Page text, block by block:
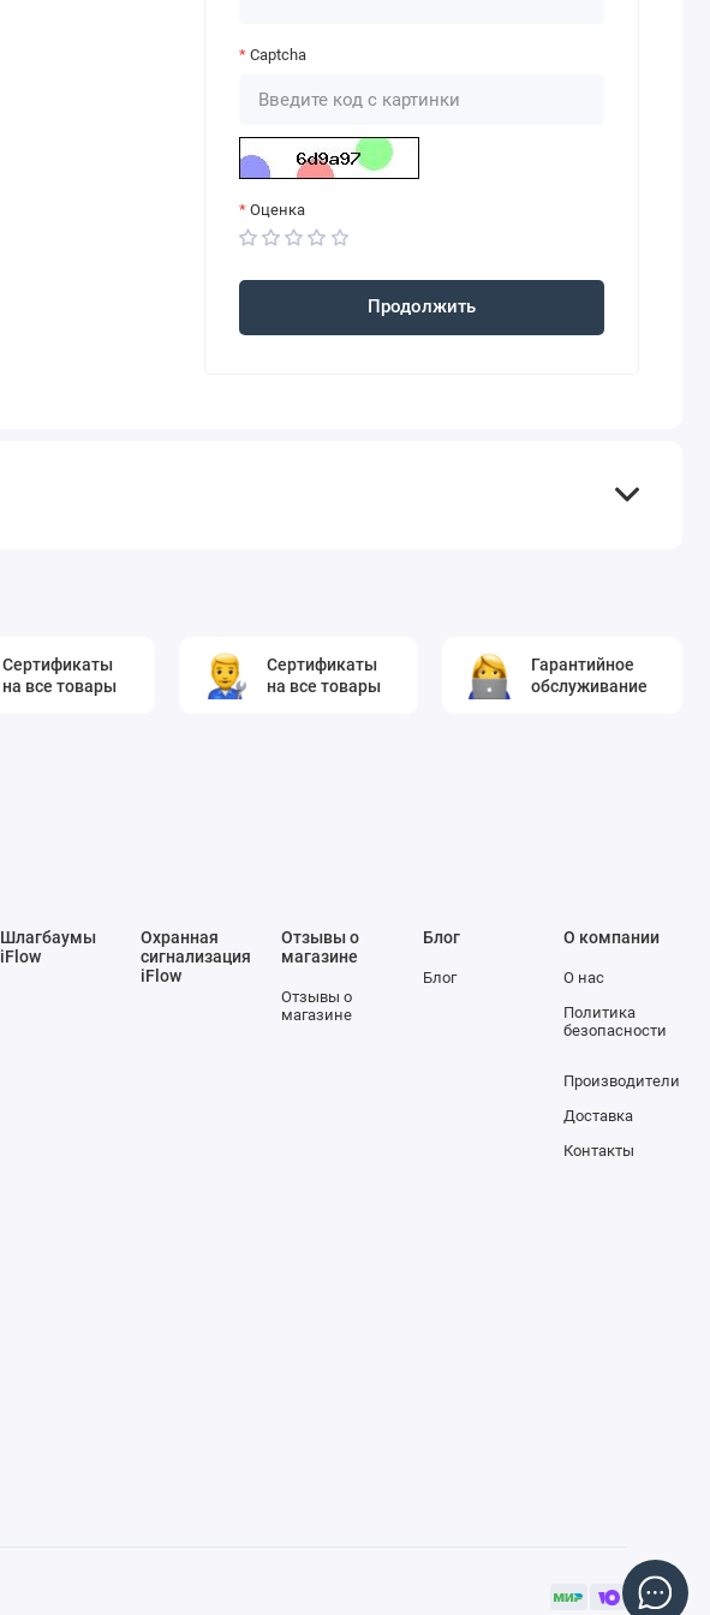
Captcha
Оценка
Продолжить
Сертификаты
на все товары
Сертификаты
на все товары
Гарантийное
обслуживание
Шлагбаумы
iFlow
Охранная
сигнализация
iFlow
Отзывы о
магазине
Отзывы о
магазине
Блог
Блог
О компании
О нас
Политика
безопасности
Производители
Доставка
Контакты